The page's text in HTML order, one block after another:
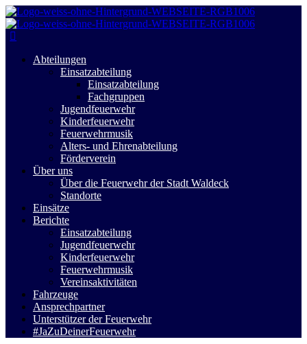
Abteilungen
Einsatzabteilung
Einsatzabteilung
Fachgruppen
Jugendfeuerwehr
Kinderfeuerwehr
Feuerwehrmusik
Alters- und Ehrenabteilung
Förderverein
Über uns
Über die Feuerwehr der Stadt Waldeck
Standorte
Einsätze
Berichte
Einsatzabteilung
Jugendfeuerwehr
Kinderfeuerwehr
Feuerwehrmusik
Vereinsaktivitäten
Fahrzeuge
Ansprechpartner
Unterstützer der Feuerwehr
#JaZuDeinerFeuerwehr